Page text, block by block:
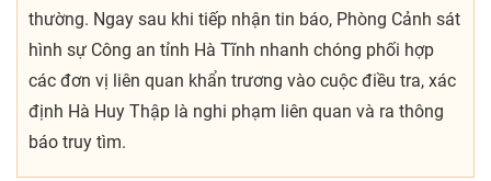
thường. Ngay sau khi tiếp nhận tin báo, Phòng Cảnh sát
hình sự Công an tỉnh Hà Tĩnh nhanh chóng phối hợp
các đơn vị liên quan khẩn trương vào cuộc điều tra, xác
định Hà Huy Thập là nghi phạm liên quan và ra thông
báo truy tìm.